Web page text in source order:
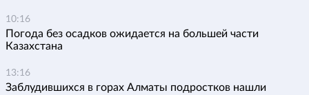
10:16
Погода без осадков ожидается на большей части
Казахстана
13:16
Заблудившихся в горах Алматы подростков нашли